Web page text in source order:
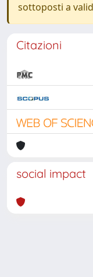
sottoposti a
Citazioni
social impact